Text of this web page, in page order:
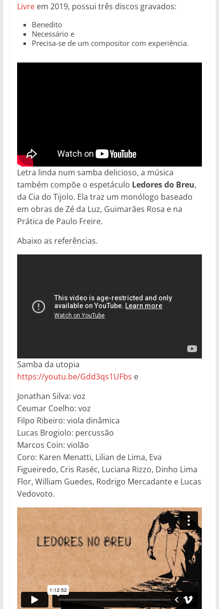
Livreem 2019, possui três discos gravados:
Benedito
Necessário e
Precisa-se de um compositor com experiência.
Letra linda num samba delicioso, a música
também compõe o espetáculo Ledores do Breu,
da Cia do Tijolo. Ela traz um monólogo baseado
em obras de Zé da Luz, Guimarães Rosa e na
Prática de Paulo Freire.
Abaixo as referências.
Samba da utopia
https://youtu.be/Gdd3qs1UFbs e
Jonathan Silva: voz
Ceumar Coelho: voz
Filpo Ribeiro: viola dinâmica
Lucas Brogiolo: percussão
Marcos Coin: violão
Coro: Karen Menatti, Lilian de Lima, Eva
Figueiredo, Cris Raséc, Luciana Rizzo, Dinho Lima
Flor, William Guedes, Rodrigo Mercadante e Lucas
Vedovoto.